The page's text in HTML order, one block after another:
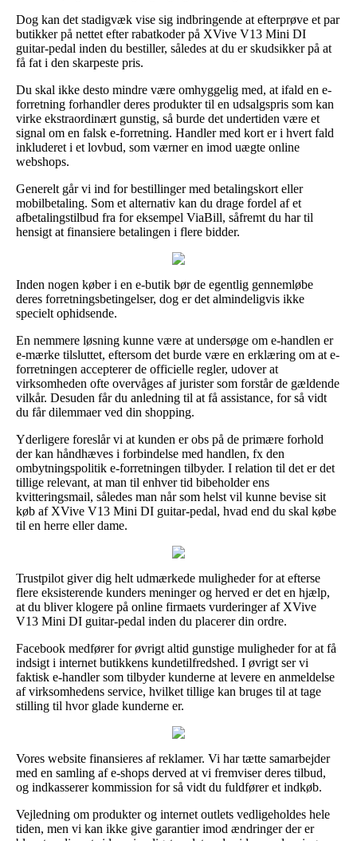
Dog kan det stadigvæk vise sig indbringende at efterprøve et par
butikker på nettet efter rabatkoder på XVive V13 Mini DI
guitar-pedal inden du bestiller, således at du er skudsikker på at
få fat i den skarpeste pris.
Du skal ikke desto mindre være omhyggelig med, at ifald en e-
forretning forhandler deres produkter til en udsalgspris som kan
virke ekstraordinært gunstig, så burde det undertiden være et
signal om en falsk e-forretning. Handler med kort er i hvert fald
inkluderet i et lovbud, som værner en imod uægte online
webshops.
Generelt går vi ind for bestillinger med betalingskort eller
mobilbetaling. Som et alternativ kan du drage fordel af et
afbetalingstilbud fra for eksempel ViaBill, såfremt du har til
hensigt at finansiere betalingen i flere bidder.
Inden nogen køber i en e-butik bør de egentlig gennemløbe
deres forretningsbetingelser, dog er det almindeligvis ikke
specielt ophidsende.
En nemmere løsning kunne være at undersøge om e-handlen er
e-mærke tilsluttet, eftersom det burde være en erklæring om at e-
forretningen accepterer de officielle regler, udover at
virksomheden ofte overvåges af jurister som forstår de gældende
vilkår. Desuden får du anledning til at få assistance, for så vidt
du får dilemmaer ved din shopping.
Yderligere foreslår vi at kunden er obs på de primære forhold
der kan håndhæves i forbindelse med handlen, fx den
ombytningspolitik e-forretningen tilbyder. I relation til det er det
tillige relevant, at man til enhver tid bibeholder ens
kvitteringsmail, således man når som helst vil kunne bevise sit
køb af XVive V13 Mini DI guitar-pedal, hvad end du skal købe
til en herre eller dame.
Trustpilot giver dig helt udmærkede muligheder for at efterse
flere eksisterende kunders meninger og herved er det en hjælp,
at du bliver klogere på online firmaets vurderinger af XVive
V13 Mini DI guitar-pedal inden du placerer din ordre.
Facebook medfører for øvrigt altid gunstige muligheder for at få
indsigt i internet butikkens kundetilfredshed. I øvrigt ser vi
faktisk e-handler som tilbyder kunderne at levere en anmeldelse
af virksomhedens service, hvilket tillige kan bruges til at tage
stilling til hvor glade kunderne er.
Vores website finansieres af reklamer. Vi har tætte samarbejder
med en samling af e-shops derved at vi fremviser deres tilbud,
og indkasserer kommission for så vidt du fuldfører et indkøb.
Vejledning om produkter og internet outlets vedligeholdes hele
tiden, men vi kan ikke give garantier imod ændringer der er